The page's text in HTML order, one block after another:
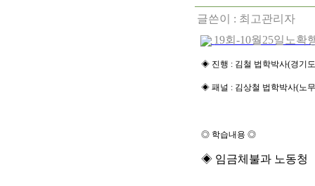
글쓴이 : 최고관리자
19회-10월25일노확
◈ 진행 : 김철 법학박사(경기
◈패널 : 김상철 법학박사(노
◎ 학습내용◎
◈ 임금체불과 노동청